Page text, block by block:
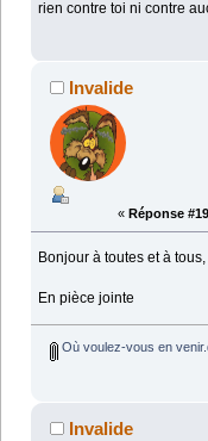
rien contre toi ni contre
Invalide
« Réponse
Bonjour à toutes et à
En pièce jointe
Où voulez-vous en
Invalide